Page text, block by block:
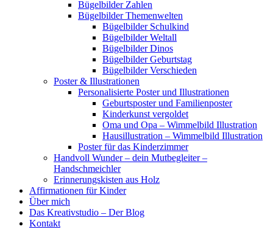
Bügelbilder Zahlen
Bügelbilder Themenwelten
Bügelbilder Schulkind
Bügelbilder Weltall
Bügelbilder Dinos
Bügelbilder Geburtstag
Bügelbilder Verschieden
Poster & Illustrationen
Personalisierte Poster und Illustrationen
Geburtsposter und Familienposter
Kinderkunst vergoldet
Oma und Opa – Wimmelbild Illustration
Hausillustration – Wimmelbild Illustration
Poster für das Kinderzimmer
Handvoll Wunder – dein Mutbegleiter –
Handschmeichler
Erinnerungskisten aus Holz
Affirmationen für Kinder
Über mich
Das Kreativstudio – Der Blog
Kontakt